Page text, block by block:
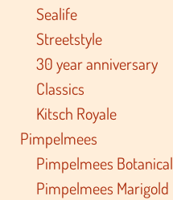
Sealife
Streetstyle
30 year anniversary
Classics
Kitsch Royale
Pimpelmees
Pimpelmees Botanical
Pimpelmees Marigold